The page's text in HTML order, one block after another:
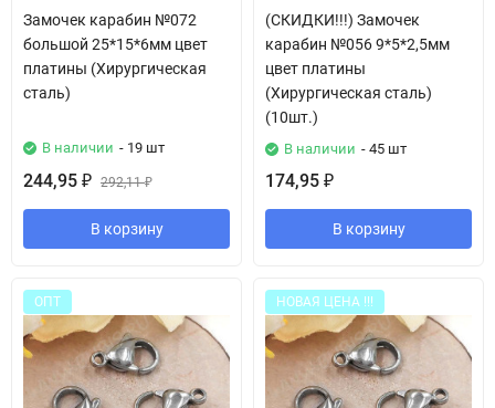
Замочек карабин №072
большой 25*15*6мм цвет
платины (Хирургическая
сталь)
В наличии - 19 шт
244,95 ₽ 292,11₽
В корзину
(СКИДКИ!!!) Замочек
карабин №056 9*5*2,5мм
цвет платины
(Хирургическая сталь)
(10шт.)
В наличии - 45 шт
174,95 ₽
В корзину
ОПТ НОВАЯ ЦЕНА !!!